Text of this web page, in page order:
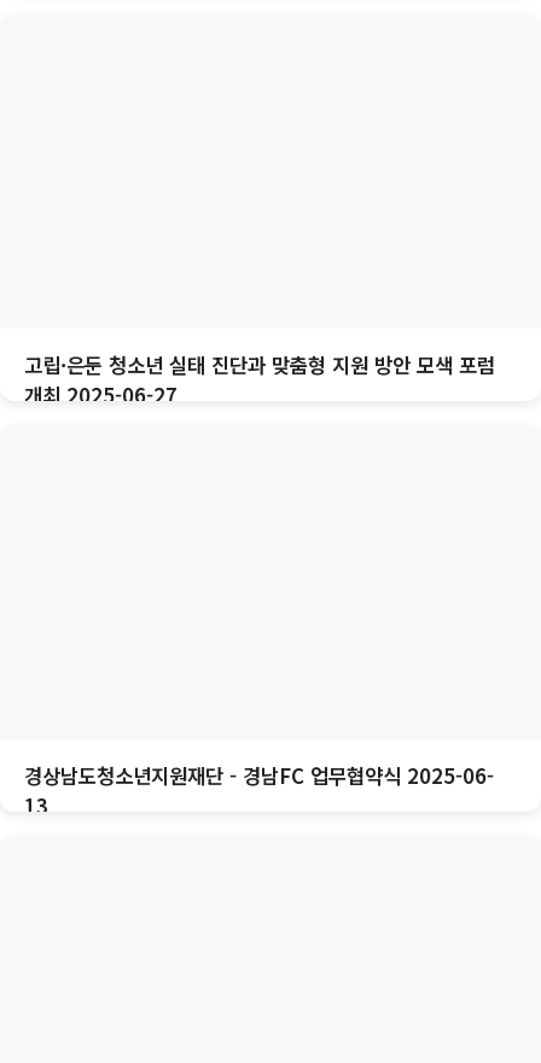
고립·은둔 청소년 실태 진단과 맞춤형 지원 방안 모색 포럼
개최 2025-06-27
경상남도청소년지원재단 - 경남FC 업무협약식 2025-06-
13